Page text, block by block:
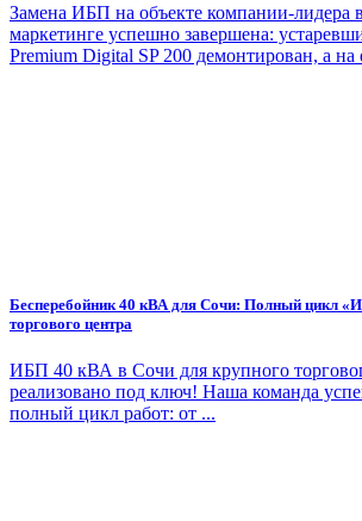
Замена ИБП на объекте компании-лидера
маркетинге успешно завершена:
Premium Digital SP 200 демонтирован, а на
Бесперебойник 40 кВА для Сочи: Полный цикл
торгового центра
ИБП 40 кВА в Сочи для крупного
реализовано под ключ! Наша команда
полный цикл работ: от ...